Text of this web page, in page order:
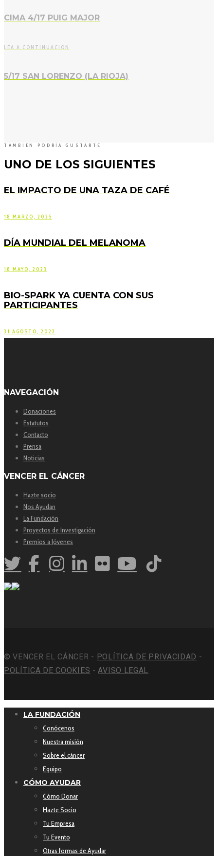
CIMA 4/17 PUIG MAJOR
LEA A CONTINUACIÓN
5/17 SAN LORENZO (LA RIOJA)
TAMBIÉN PODRÍA GUSTARTE
UNO DE LOS SIGUIENTES
EL IMPACTO DE UNA TAZA DE CAFÉ
18 MARZO, 2025
DÍA MUNDIAL DEL MELANOMA
18 MAYO, 2023
BIO-SPARK YA CUENTA CON SUS
PARTICIPANTES
31 AGOSTO, 2022
NAVEGACIÓN
Donaciones
Estatutos
Contacto
Prensa
Noticias
VENCER EL CÁNCER
Hazte socio
Nos Ayudan
La Fundación
Proyectos de Investigación
Premios a Jóvenes
© VENCER EL CÁNCER - POLÍTICA DE PRIVACIDAD -
POLÍTICA DE COOKIES -AVISO LEGAL
LA FUNDACIÓN
Conócenos
Nuestra misión
Sobre el cáncer
Equipo
CÓMO AYUDAR
Cómo Donar
Hazte Socio
Tu Empresa
Tu Evento
Otras formas de Ayudar